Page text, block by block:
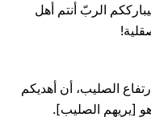
الربّ أنتم أهل
الصليب، أن أهديكم
[يريهم الصليب].